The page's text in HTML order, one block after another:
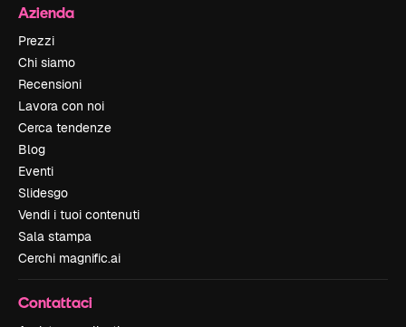
Azienda
Prezzi
Chi siamo
Recensioni
Lavora con noi
Cerca tendenze
Blog
Eventi
Slidesgo
Vendi i tuoi contenuti
Sala stampa
Cerchi magnific.ai
Contattaci